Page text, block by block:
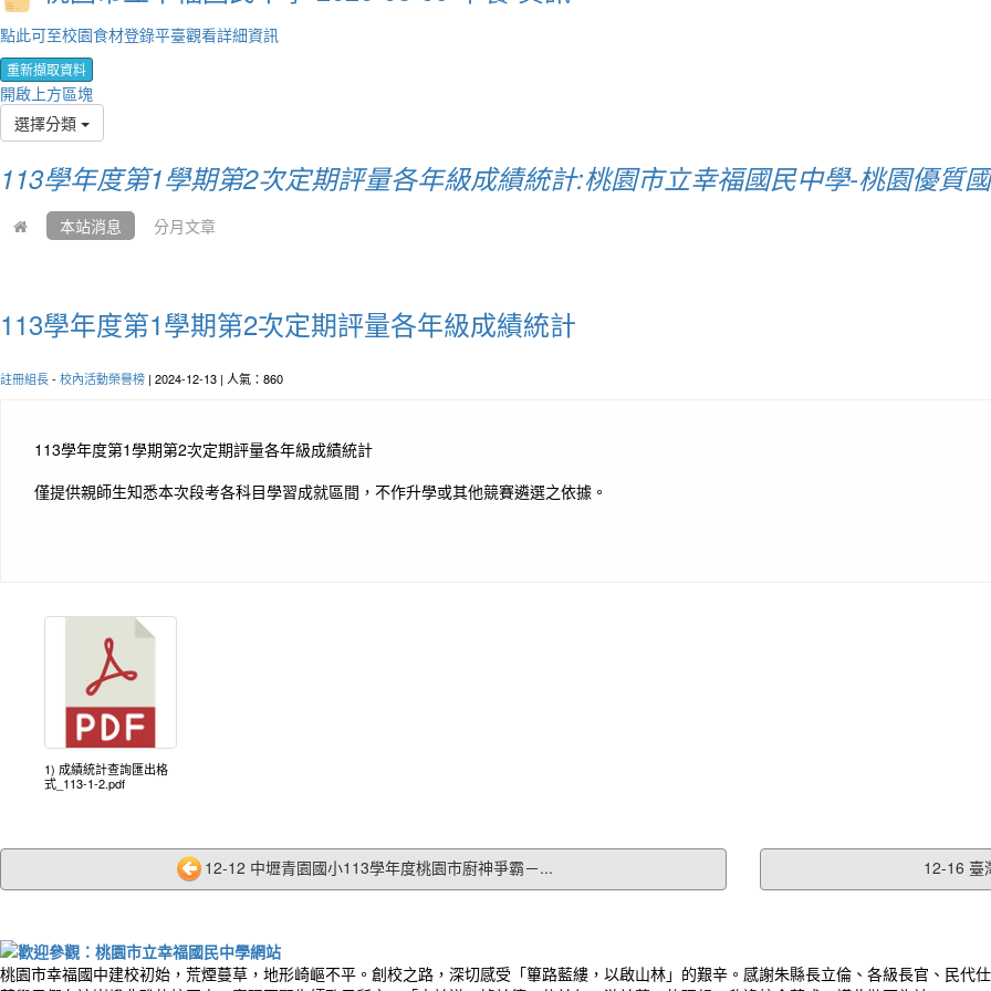
點此可至校園食材登錄平臺觀看詳細資訊
重新擷取資料
開啟上方區塊
選擇分類
113學年度第1學期第2次定期評量各年級成績統計:桃園市立幸福國民中學-桃園優質
本站消息 分月文章
113學年度第1學期第2次定期評量各年級成績統計
註冊組長- 校內活動榮譽榜 | 2024-12-13 | 人氣：860
113學年度第1學期第2次定期評量各年級成績統計
僅提供親師生知悉本次段考各科目學習成就區間，不作升學或其他競賽遴選之依據。
1) 成績統計查詢匯出格
式_113-1-2.pdf
12-12 中壢青園國小113學年度桃園市廚神爭霸－... 12-16 臺
桃園市幸福國中建校初始，荒煙蔓草，地形崎嶇不平。創校之路，深切感受「篳路藍縷，以啟山林」的艱辛。感謝朱縣長立倫、各級長官、民